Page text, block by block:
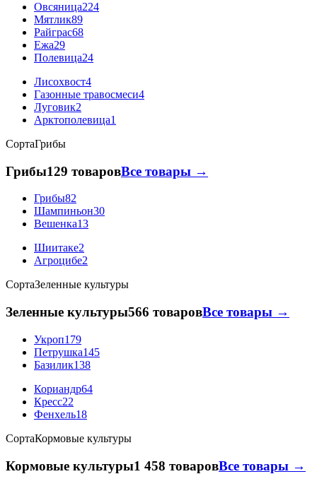
Овсяница224
Мятлик89
Райграс68
Ежа29
Полевица24
Лисохвост4
Газонные травосмеси4
Луговик2
Арктополевица1
СортаГрибы
Грибы129 товаровВсе товары →
Грибы82
Шампиньон30
Вешенка13
Шиитаке2
Агроцибе2
СортаЗеленные культуры
Зеленные культуры566 товаровВсе товары →
Укроп179
Петрушка145
Базилик138
Кориандр64
Кресс22
Фенхель18
СортаКормовые культуры
Кормовые культуры1 458 товаровВсе товары →